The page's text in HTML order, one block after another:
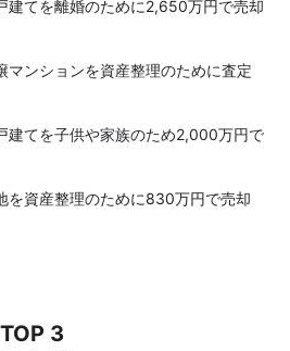
建てを離婚のために2,650万円で売却
マンションを資産整理のために査定
建てを子供や家族のため2,000万円で
を資産整理のために830万円で売却
3